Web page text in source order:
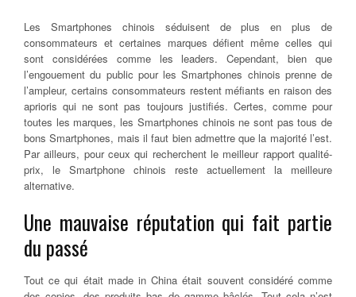
Les Smartphones chinois séduisent de plus en plus de
consommateurs et certaines marques défient même celles qui
sont considérées comme les leaders. Cependant, bien que
l’engouement du public pour les Smartphones chinois prenne de
l’ampleur, certains consommateurs restent méfiants en raison des
aprioris qui ne sont pas toujours justifiés. Certes, comme pour
toutes les marques, les Smartphones chinois ne sont pas tous de
bons Smartphones, mais il faut bien admettre que la majorité l’est.
Par ailleurs, pour ceux qui recherchent le meilleur rapport qualité-
prix, le Smartphone chinois reste actuellement la meilleure
alternative.
Une mauvaise réputation qui fait partie
du passé
Tout ce qui était made in China était souvent considéré comme